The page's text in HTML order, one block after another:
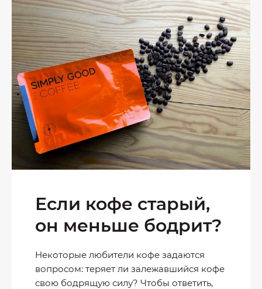
Если кофе старый,
он меньше бодрит?
Некоторые любители кофе задаются
вопросом: теряет ли залежавшийся кофе
свою бодрящую силу? Чтобы ответить,